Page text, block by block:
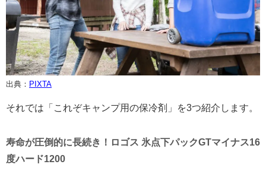
出典： PIXTA
それでは「これぞキャンプ用の保冷剤」を3つ紹介します。
寿命が圧倒的に長続き！ロゴス 氷点下パックGTマイナス16
度ハード1200